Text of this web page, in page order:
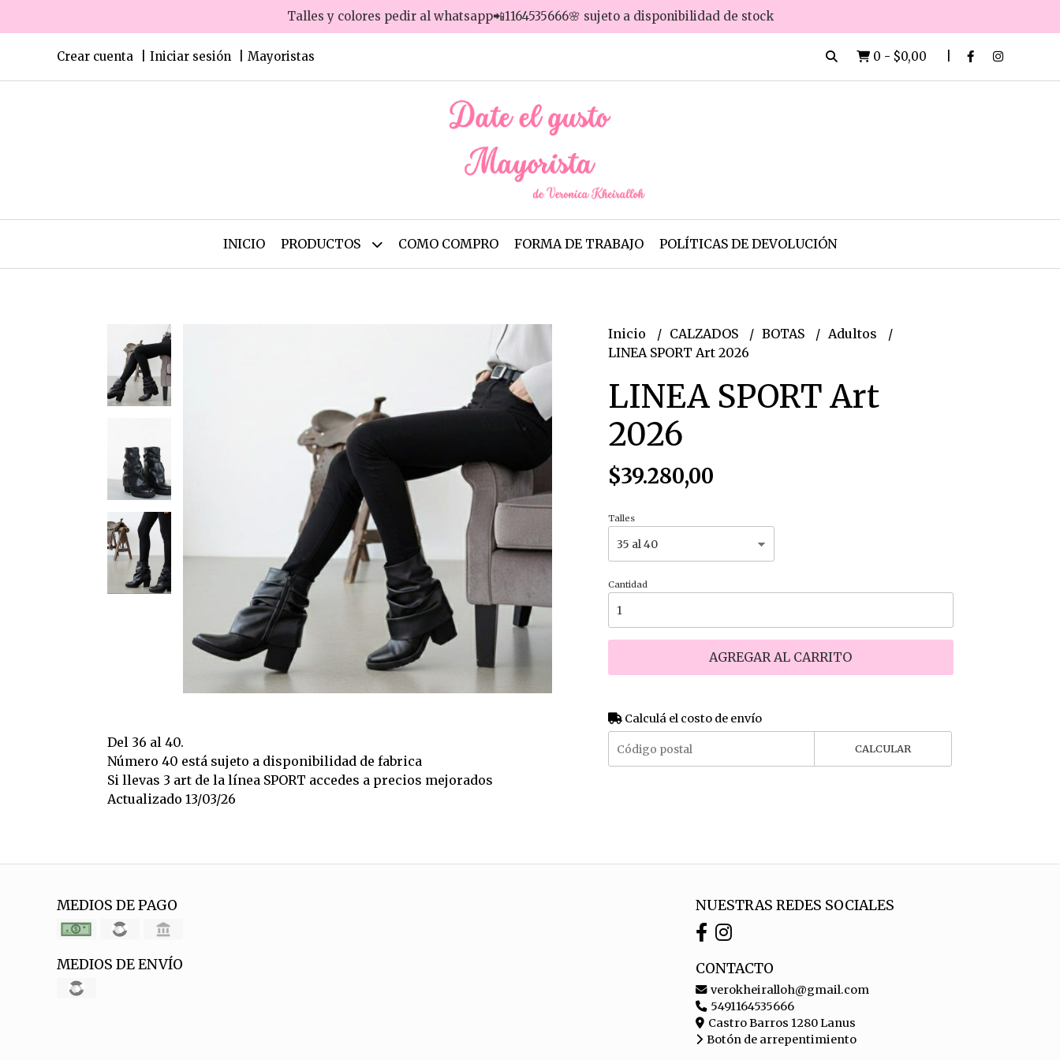
Talles y colores pedir al whatsapp📲1164535666🌸 sujeto a disponibilidad de stock
Crear cuenta Iniciar sesión Mayoristas 0 - $0,00
INICIO PRODUCTOS COMO COMPRO FORMA DE TRABAJO POLÍTICAS DE DEVOLUCIÓN
Del 36 al 40.
Número 40 está sujeto a disponibilidad de fabrica
Si llevas 3 art de la línea SPORT accedes a precios mejorados
Actualizado 13/03/26
Inicio CALZADOS BOTAS
Adultos
LINEA SPORT Art 2026
LINEA SPORT Art
2026
$39.280,00
Talles
Cantidad
AGREGAR AL CARRITO
Calculá el costo de envío
CALCULAR
MEDIOS DE PAGO
MEDIOS DE ENVÍO
NUESTRAS REDES SOCIALES
CONTACTO
verokheiralloh@gmail.com
5491164535666
Castro Barros 1280 Lanus
Botón de arrepentimiento